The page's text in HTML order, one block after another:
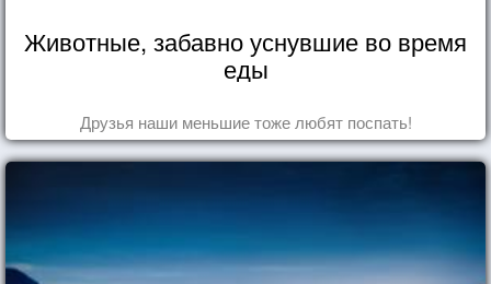
Животные, забавно уснувшие во время
еды
Друзья наши меньшие тоже любят поспать!